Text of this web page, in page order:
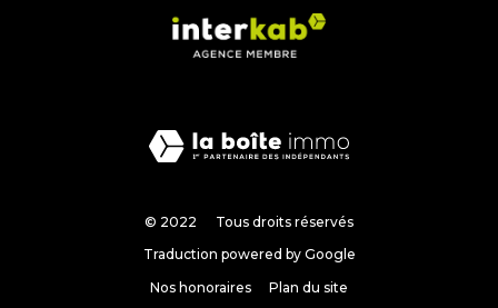
© 2022
Tous droits réservés
Traduction powered by Google
Nos honoraires Plan du site